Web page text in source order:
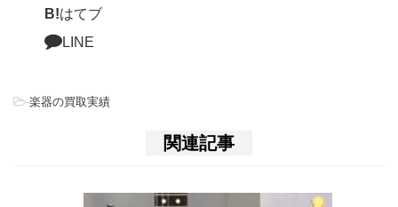
B!はてブ
LINE
-楽器の買取実績
関連記事